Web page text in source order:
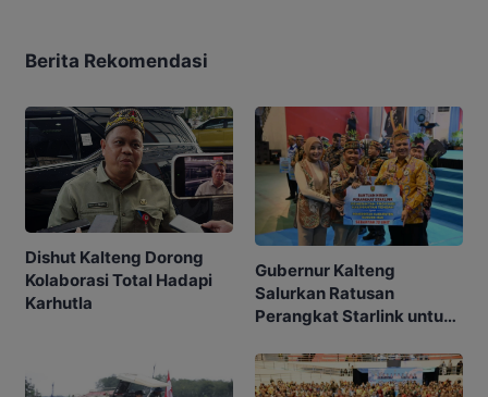
Berita Rekomendasi
Dishut Kalteng Dorong
Kolaborasi Total Hadapi
Karhutla
Gubernur Kalteng
Salurkan Ratusan
Perangkat Starlink untuk